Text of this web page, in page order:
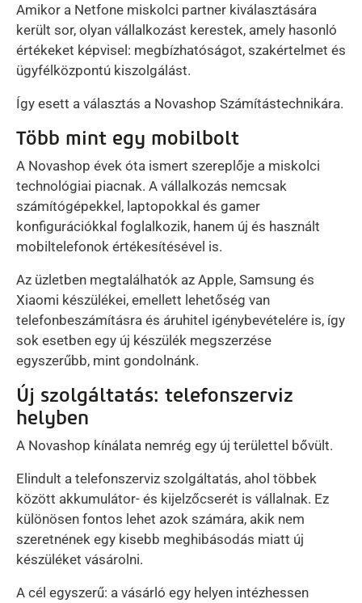
Amikor a Netfone miskolci partner kiválasztására
került sor, olyan vállalkozást kerestek, amely hasonló
értékeket képvisel: megbízhatóságot, szakértelmet és
ügyfélközpontú kiszolgálást.
Így esett a választás a Novashop Számítástechnikára.
Több mint egy mobilbolt
A Novashop évek óta ismert szereplője a miskolci
technológiai piacnak. A vállalkozás nemcsak
számítógépekkel, laptopokkal és gamer
konfigurációkkal foglalkozik, hanem új és használt
mobiltelefonok értékesítésével is.
Az üzletben megtalálhatók az Apple, Samsung és
Xiaomi készülékei, emellett lehetőség van
telefonbeszámításra és áruhitel igénybevételére is, így
sok esetben egy új készülék megszerzése
egyszerűbb, mint gondolnánk.
Új szolgáltatás: telefonszerviz
helyben
A Novashop kínálata nemrég egy új területtel bővült.
Elindult a telefonszerviz szolgáltatás, ahol többek
között akkumulátor- és kijelzőcserét is vállalnak. Ez
különösen fontos lehet azok számára, akik nem
szeretnének egy kisebb meghibásodás miatt új
készüléket vásárolni.
A cél egyszerű: a vásárló egy helyen intézhessen